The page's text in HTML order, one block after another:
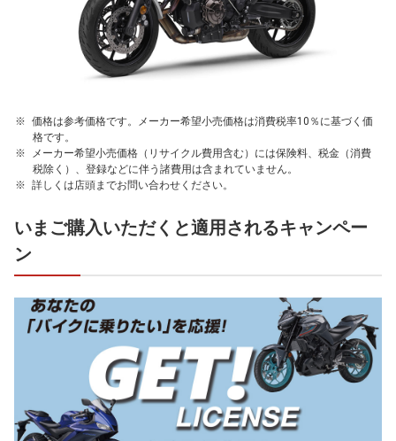
価格は参考価格です。メーカー希望小売価格は消費税率10％に基づく価
格です。
メーカー希望小売価格（リサイクル費用含む）には保険料、税金（消費
税除く）、登録などに伴う諸費用は含まれていません。
詳しくは店頭までお問い合わせください。
いまご購入いただくと適用されるキャンペー
ン